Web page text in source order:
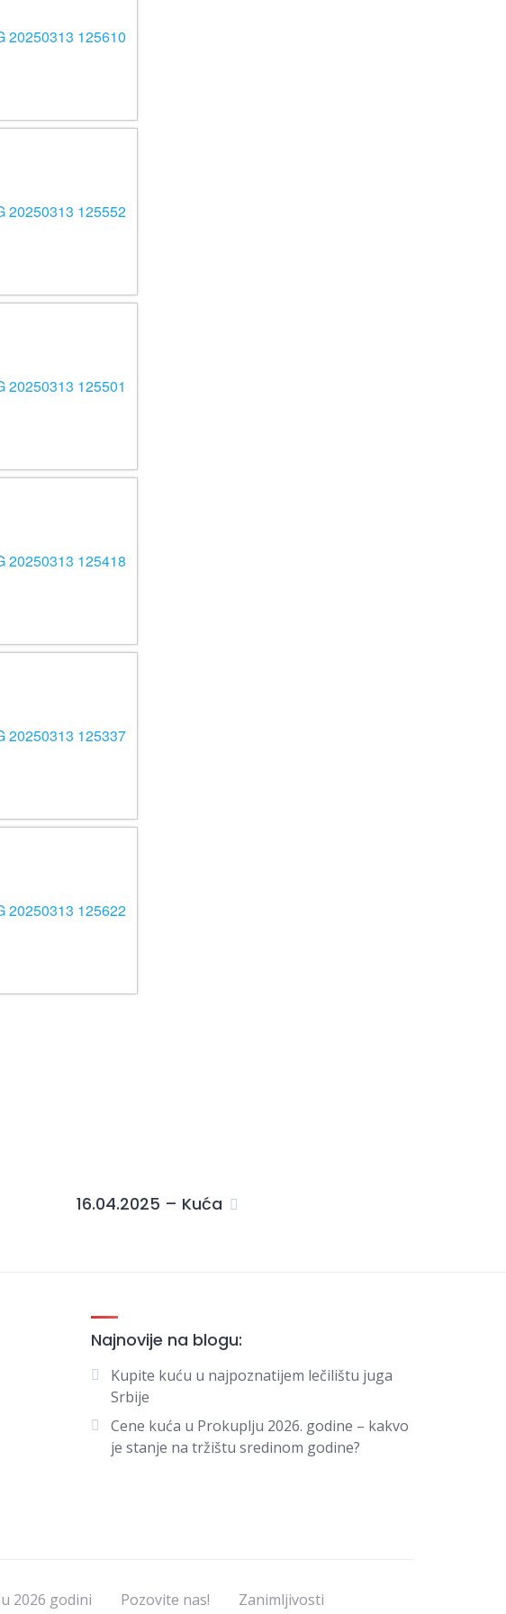
16.04.2025 – Kuća
Najnovije na blogu:
Kupite kuću u najpoznatijem lečilištu juga
Srbije
Cene kuća u Prokuplju 2026. godine – kakvo
je stanje na tržištu sredinom godine?
2026 godini Pozovite nas! Zanimljivosti